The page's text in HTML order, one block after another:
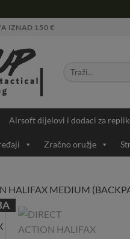
IZNAD 150 €
Airsoft dijelovi i dodaci za
Zračno oružje